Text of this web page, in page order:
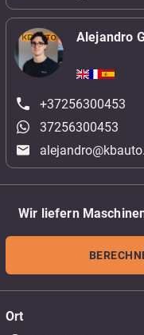
Alejandro
+37256300453
37256300453
Wir liefern
Ort